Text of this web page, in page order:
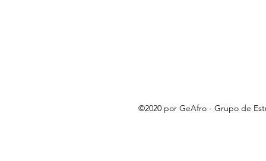
©2020 por GeAfro - Grupo de